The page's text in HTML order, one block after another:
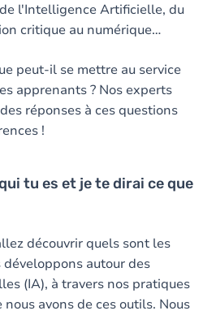
l'Intelligence Artificielle, du
critique au numérique…
peut-il se mettre au service
apprenants ? Nos experts
réponses à ces questions
!
tu es et je te dirai ce que
découvrir quels sont les
autour des
(IA), à travers nos pratiques
avons de ces outils. Nous